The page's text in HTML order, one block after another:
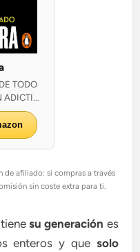
TODO
ADICTI...
de afiliado: si compras a través
sin coste extra para ti.
su generación es
enteros y que solo